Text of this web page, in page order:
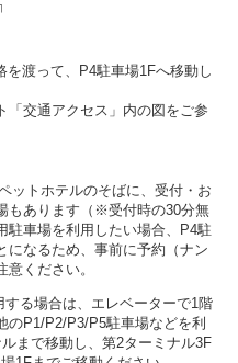
渡って、P4駐車場1Fへ移動し
交通アクセス」内の図をご参
ットホテルのそばに、受付・お
もあります（※受付時の30分無
駐車場を利用したい場合、P4駐
になるため、事前に予約（ナン
ください。
る場合は、エレベーターで1階
のP1/P2/P3/P5駐車場などを利
まで移動し、第2ターミナル3F